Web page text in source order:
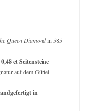
Queen Diamondin 585
ct Seitensteine
auf dem Gürtel
in